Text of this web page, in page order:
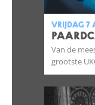
vrijdag 7
Van de
grootste